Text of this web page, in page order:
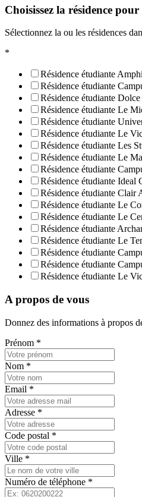
Choisissez la résidence
Sélectionnez la ou les résidences
*
Résidence étudiante
Résidence étudiante
Résidence étudiante
Résidence étudiante Le
Résidence étudiante
Résidence étudiante Le
Résidence étudiante Les
Résidence étudiante Le
Résidence étudiante
Résidence étudiante Ideal
Résidence étudiante Clair
Résidence étudiante Le
Résidence étudiante Le
Résidence étudiante
Résidence étudiante Le
Résidence étudiante
Résidence étudiante
Résidence étudiante Le
A propos de vous
Donnez des informations à propos
Prénom *
Nom *
Email *
Adresse *
Code postal *
Ville *
Numéro de téléphone *